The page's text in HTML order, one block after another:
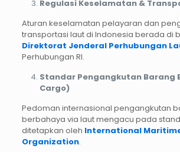
Regulasi Keselamatan &
Aturan keselamatan pelayaran dan
transportasi laut di Indonesia berada di
Direktorat Jenderal Perhubungan
Perhubungan RI.
Standar Pengangkutan Barang
Cargo)
Pedoman internasional pengangkutan
berbahaya via laut mengacu pada
ditetapkan oleh International
Organization.